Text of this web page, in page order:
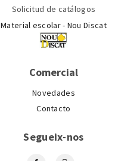
Solicitud de catálogos
Material escolar - Nou Discat
Comercial
Novedades
Contacto
Segueix-nos